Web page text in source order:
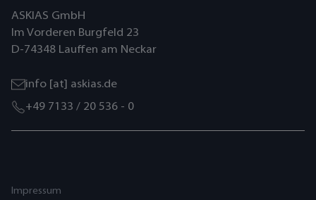
ASKIAS GmbH
Im Vorderen Burgfeld 23
D-74348 Lauffen am Neckar
info [at] askias.de
+49 7133 / 20 536 - 0
Impressum